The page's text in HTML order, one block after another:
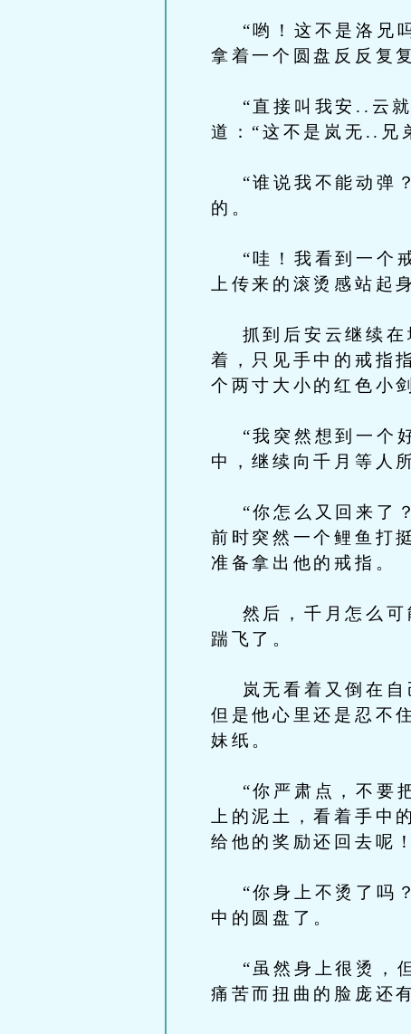
“哟！这不是洛兄吗
拿着一个圆盘反反复
“直接叫我安..云就
道：“这不是岚无..兄
“谁说我不能动弹？
的。
“哇！我看到一个戒
上传来的滚烫感站起
抓到后安云继续在
着，只见手中的戒指
个两寸大小的红色小
“我突然想到一个好
中，继续向千月等人
“你怎么又回来了？
前时突然一个鲤鱼打
准备拿出他的戒指。
然后，千月怎么可
踹飞了。
岚无看着又倒在自
但是他心里还是忍不
妹纸。
“你严肃点，不要把
上的泥土，看着手中
给他的奖励还回去呢
“你身上不烫了吗？
中的圆盘了。
“虽然身上很烫，但
痛苦而扭曲的脸庞还